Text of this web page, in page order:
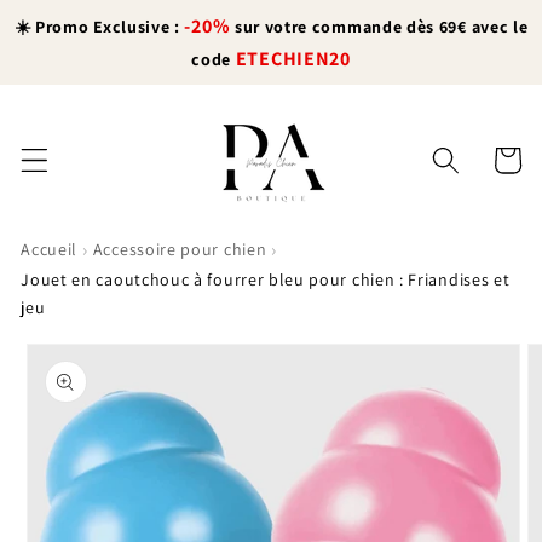
passer
☀️ Promo Exclusive :-20% sur votre commande dès 69€ avec le
code ETECHIEN20
Panier
Accueil › Accessoire pour chien ›
Jouet en caoutchouc à fourrer bleu pour chien : Friandises et
jeu
informations
produits